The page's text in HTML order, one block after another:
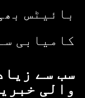
بائیٹس
کامیابی
سب سے
والی